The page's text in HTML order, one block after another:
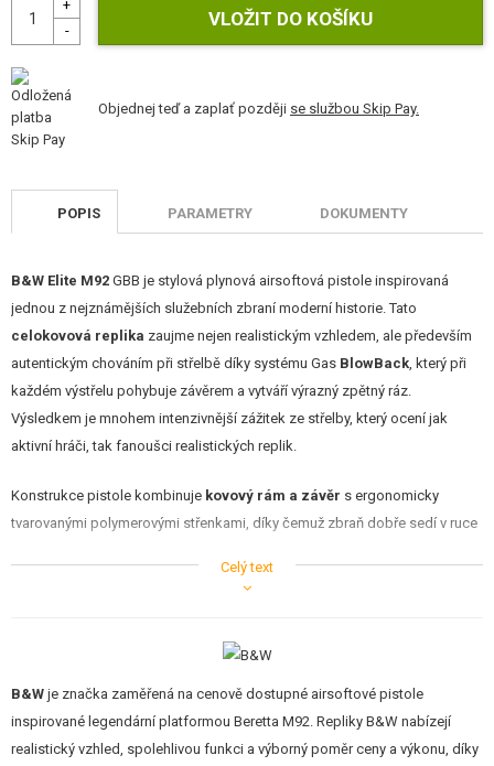
Objednej teď a zaplať později se službou Skip Pay.
POPIS PARAMETRY DOKUMENTY
B&W Elite M92 GBB je stylová plynová airsoftová pistole inspirovaná
jednou z nejznámějších služebních zbraní moderní historie. Tato
celokovová replika zaujme nejen realistickým vzhledem, ale především
autentickým chováním při střelbě díky systému Gas BlowBack , který při
každém výstřelu pohybuje závěrem a vytváří výrazný zpětný ráz.
Výsledkem je mnohem intenzivnější zážitek ze střelby, který ocení jak
aktivní hráči, tak fanoušci realistických replik.
Konstrukce pistole kombinuje kovový rám a závěr s ergonomicky
tvarovanými polymerovými střenkami, díky čemuž zbraň dobře sedí v ruce
předloze a dodává pistoli autentický pocit při manipulaci. Ovládací prvky
Celý text
B&W je značka zaměřená na cenově dostupné airsoftové pistole
inspirované legendární platformou Beretta M92. Repliky B&W nabízejí
realistický vzhled, spolehlivou funkci a výborný poměr ceny a výkonu, díky